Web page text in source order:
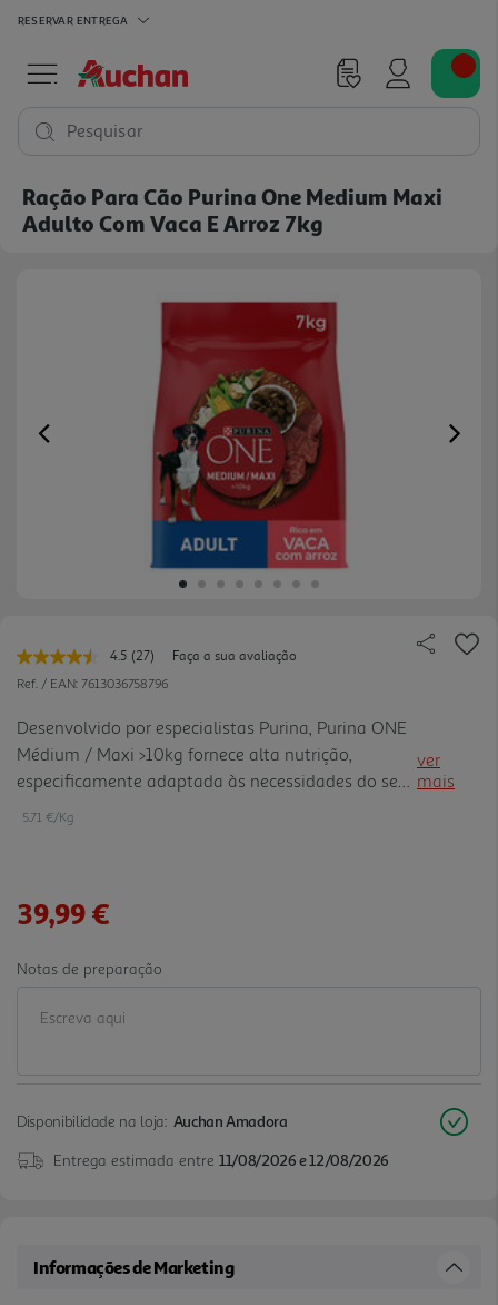
RESERVAR ENTREGA
Pesquisar
Ração Para Cão Purina One Medium Maxi
Adulto Com Vaca E Arroz 7kg
Previous
4.5 Leu
27
para
a
mesma
página.
(27)
Faça a sua avaliação
Ref. / EAN: 7613036758796
Desenvolvido por especialistas Purina, Purina ONE
Médium / Maxi >10kg fornece alta nutrição,
especificamente adaptada às necessidades do seu
cão de porte médio ou grande. Elaborado com
necessidades nutricionais do seu cão.
ver
mais
5.71 €/Kg
39,99 €
Notas de preparação
Disponibilidade na loja: Auchan Amadora
Entrega estimada entre 11/08/2026 e 12/08/2026
Informações de Marketing